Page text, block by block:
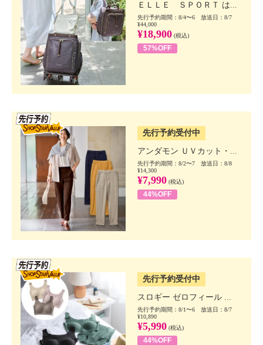
ＥＬＬＥ ＳＰＯＲＴ は...
先行予約期間：8/4〜6 放送日：8/7
¥44,000
¥18,900 (税込)
57%OFF
先行予約受付中
アンダモン ＵＶカット・...
先行予約期間：8/2〜7 放送日：8/8
¥14,300
¥7,990 (税込)
44%OFF
先行予約受付中
スロギー ゼロフィール ...
先行予約期間：8/1〜6 放送日：8/7
¥10,890
¥5,990 (税込)
44%OFF